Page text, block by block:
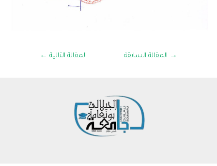
→ المقالة السابقة المقالة التالية ←